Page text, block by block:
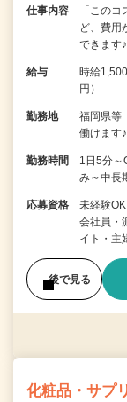
仕事内容
「この
ど、費用
できます
給与
時給
円）
勤務地
福岡県等
働けます♪
勤務時間
1日5分
み～中長
応募資格
未経験
会社員・
イト・主
後で見る
化粧品・サプ